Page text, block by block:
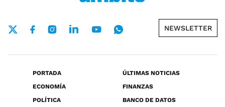
NEWSLETTER
PORTADA
ÚLTIMAS NOTICIAS
ECONOMÍA
FINANZAS
POLÍTICA
BANCO DE DATOS